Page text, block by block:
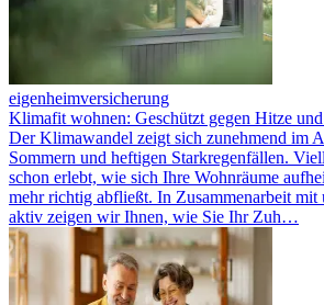
eigenheimversicherung
Klimafit wohnen: Geschützt gegen Hitze und
Der Klimawandel zeigt sich zunehmend im
Sommern und heftigen Starkregenfällen.
schon erlebt, wie sich Ihre Wohnräume
mehr richtig abfließt. In Zusammenarbeit mit
aktiv zeigen wir Ihnen, wie Sie Ihr Zuh…